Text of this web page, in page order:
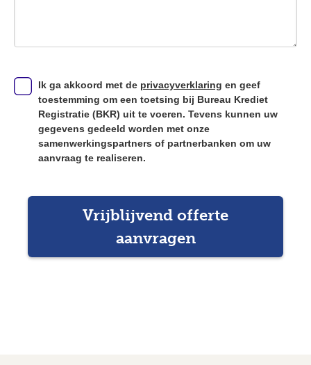
Ik ga akkoord met de privacyverklaring en geef
toestemming om een toetsing bij Bureau Krediet
Registratie (BKR) uit te voeren. Tevens kunnen uw
gegevens gedeeld worden met onze
samenwerkingspartners of partnerbanken om uw
aanvraag te realiseren.